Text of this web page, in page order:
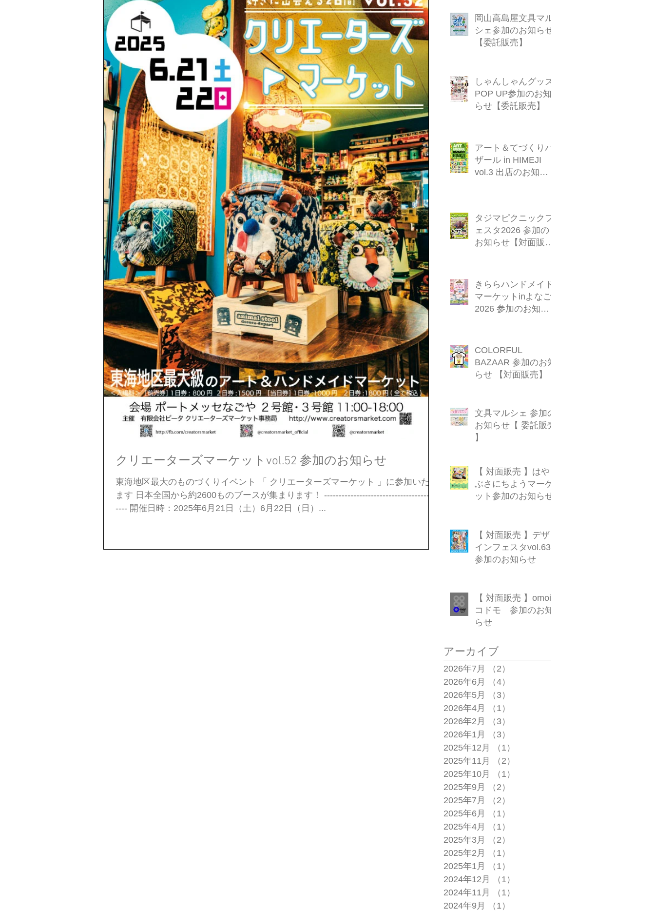
クリエーターズマーケットvol.52 参加のお知らせ
東海地区最大のものづくりイベント 「 クリエーターズマーケット 」に参加いたし
ます 日本全国から約2600ものブースが集まります！ ---------------------------------------
---- 開催日時：2025年6月21日（土）6月22日（日）...
岡山高島屋文具マル
シェ参加のお知らせ
【委託販売】
しゃんしゃんグッズ
POP UP参加のお知
らせ【委託販売】
アート＆てづくりバ
ザール in HIMEJI
vol.3 出店のお知ら
タジマピクニックフ
ェスタ2026 参加の
お知らせ【対面販
きららハンドメイド
マーケットinよなご
2026 参加のお知ら
COLORFUL
BAZAAR 参加のお知
らせ 【対面販売】
文具マルシェ 参加の
お知らせ【 委託販売
】
【 対面販売 】はや
ぶさにちようマーケ
ット参加のお知らせ
【 対面販売 】デザ
インフェスタvol.63
参加のお知らせ
【 対面販売 】omoi×
コドモ 参加のお知
らせ
アーカイブ
2026年7月 （2）
2026年6月
（4）
2026年5月
（3）
2026年4月
（1）
2026年2月
（3）
2026年1月
（3）
2025年12月
（1）
2025年11月
（2）
2025年10月
（1）
2025年9月
（2）
2025年7月
（2）
2025年6月
（1）
2025年4月
（1）
2025年3月
（2）
2025年2月
（1）
2025年1月
（1）
2024年12月
（1）
2024年11月
（1）
2024年9月
（1）